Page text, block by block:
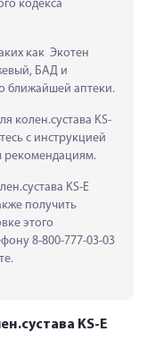
кодекса
как  Экотен
БАД и
ближайшей аптеки.
колен.сустава KS-
с инструкцией
рекомендациям.
KS-E
получить
этого
8-800-777-03-03
KS-E